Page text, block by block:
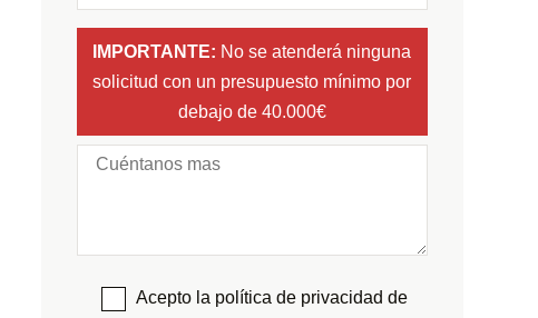
IMPORTANTE: No se atenderá ninguna
solicitud con un presupuesto mínimo por
debajo de 40.000€
Acepto la política de privacidad de